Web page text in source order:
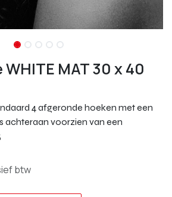
MAT 30 x 40
4 afgeronde hoeken met een
achteraan voorzien van een
btw